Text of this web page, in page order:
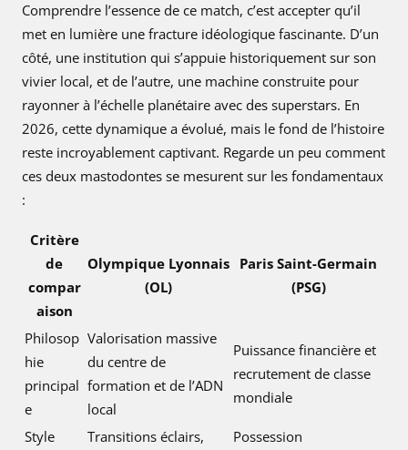
Comprendre l’essence de ce match, c’est accepter qu’il
met en lumière une fracture idéologique fascinante. D’un
côté, une institution qui s’appuie historiquement sur son
vivier local, et de l’autre, une machine construite pour
rayonner à l’échelle planétaire avec des superstars. En
2026, cette dynamique a évolué, mais le fond de l’histoire
reste incroyablement captivant. Regarde un peu comment
ces deux mastodontes se mesurent sur les fondamentaux
:
Critère
de
compar
aison
Olympique Lyonnais
(OL)
Paris Saint-Germain
(PSG)
Philosop
hie
principal
e
Valorisation massive
du centre de
formation et de l’ADN
local
Puissance financière et
recrutement de classe
mondiale
Style
Transitions éclairs,
Possession